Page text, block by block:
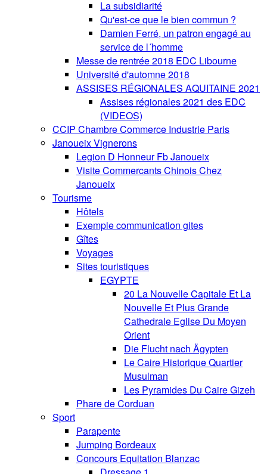
La subsidiarité
Qu'est-ce que le bien commun ?
Damien Ferré, un patron engagé au
service de l´homme
Messe de rentrée 2018 EDC Libourne
Université d'automne 2018
ASSISES RÉGIONALES AQUITAINE 2021
Assises régionales 2021 des EDC
(VIDEOS)
CCIP Chambre Commerce Industrie Paris
Janoueix Vignerons
Legion D Honneur Fb Janoueix
Visite Commercants Chinois Chez
Janoueix
Tourisme
Hôtels
Exemple communication gites
Gîtes
Voyages
Sites touristiques
EGYPTE
20 La Nouvelle Capitale Et La
Nouvelle Et Plus Grande
Cathedrale Eglise Du Moyen
Orient
Die Flucht nach Ägypten
Le Caire Historique Quartier
Musulman
Les Pyramides Du Caire Gizeh
Phare de Corduan
Sport
Parapente
Jumping Bordeaux
Concours Equitation Blanzac